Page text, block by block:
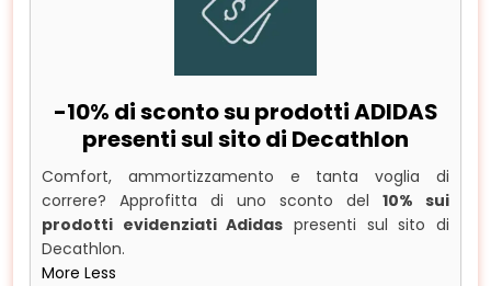
-10% di sconto su prodotti ADIDAS
presenti sul sito di Decathlon
Comfort, ammortizzamento e tanta voglia di
correre? Approfitta di uno sconto del 10% sui
prodotti evidenziati Adidas presenti sul sito di
Decathlon.
More Less